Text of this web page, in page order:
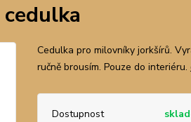
Cedulka pro milovníky jorkšírů.
ručně brousím. Pouze do interiéru.
Dostupnost